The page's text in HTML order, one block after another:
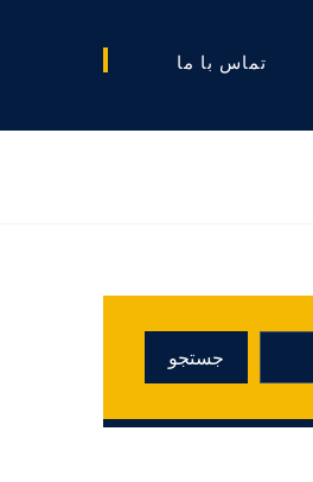
تماس با ما